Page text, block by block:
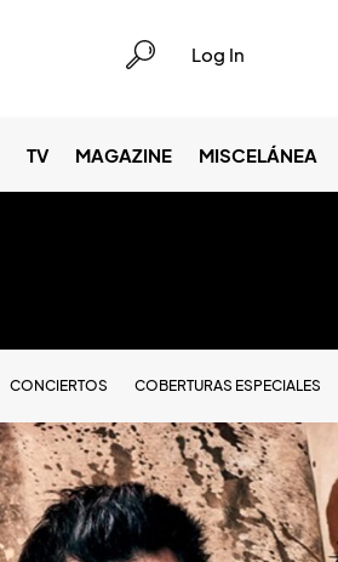
Log In
TV MAGAZINE MISCELÁNEA
CONCIERTOS COBERTURAS ESPECIALES